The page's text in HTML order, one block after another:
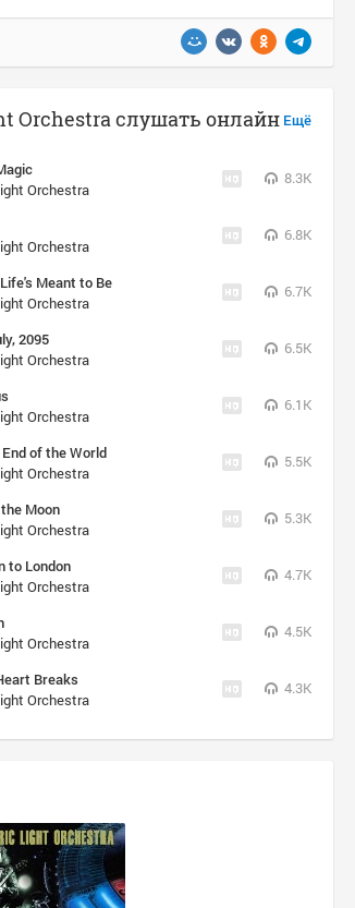
Ещё
Orchestra слушать онлайн
Orchestra
8.3K
Orchestra
6.8K
Meant to Be
Orchestra
6.7K
2095
Orchestra
6.5K
Orchestra
6.1K
of the World
Orchestra
5.5K
Moon
Orchestra
5.3K
to London
Orchestra
4.7K
Orchestra
4.5K
Breaks
Orchestra
4.3K